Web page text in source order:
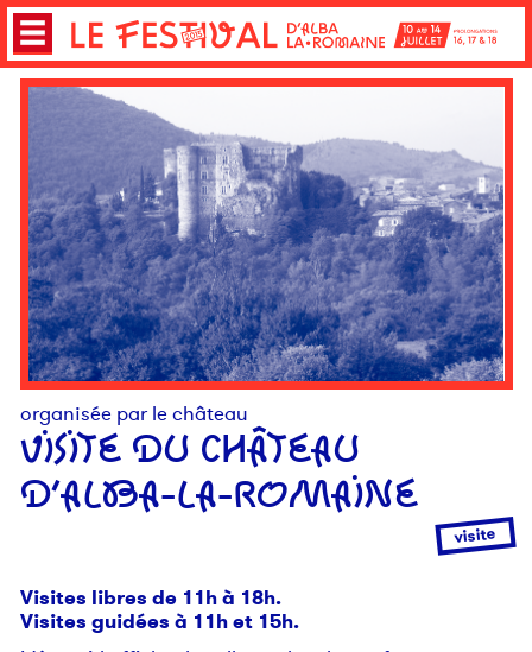
organisée par le château
VISITE DU CHÂTEAU
D’ALBA-LA-ROMAINE
visite
Visites libres de 11h à 18h.
Visites guidées à 11h et 15h.